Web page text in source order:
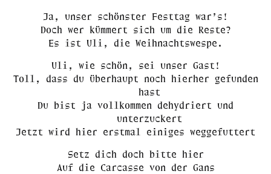
Ja, unser schönster Festtag war’s!
Doch wer kümmert sich um die Reste?
Es ist Uli, die Weihnachtswespe.
Uli, wie schön, sei unser Gast!
Toll, dass du überhaupt noch hierher gefunden
hast
Du bist ja vollkommen dehydriert und
unterzuckert
Jetzt wird hier erstmal einiges weggefuttert
Setz dich doch bitte hier
Auf die Carcasse von der Gans